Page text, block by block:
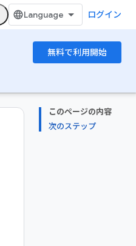
ログイン
無料で利用開始
このページの内容
次のステップ